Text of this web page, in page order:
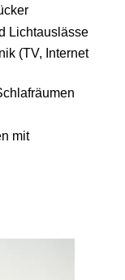
Lichtauslässe
(TV, Internet
mit